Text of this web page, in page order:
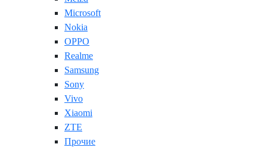
Microsoft
Nokia
OPPO
Realme
Samsung
Sony
Vivo
Xiaomi
ZTE
Прочие